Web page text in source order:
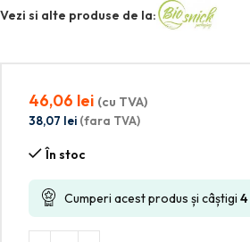
Vezi si alte produse de la:
46,06 lei (cu TVA)
38,07 lei (fara TVA)
În stoc
Cumperi acest produs și câștigi 4